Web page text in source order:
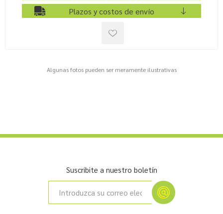
Plazos y costos de envío
Algunas fotos pueden ser meramente ilustrativas
Suscribite a nuestro boletín